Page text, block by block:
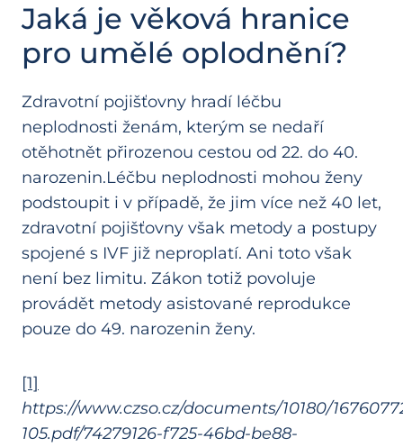
Jaká je věková hranice
pro umělé oplodnění?
Zdravotní pojišťovny hradí léčbu
neplodnosti ženám, kterým se nedaří
otěhotnět přirozenou cestou od 22. do 40.
narozenin.Léčbu neplodnosti mohou ženy
podstoupit i v případě, že jim více než 40 let,
zdravotní pojišťovny však metody a postupy
spojené s IVF již neproplatí. Ani toto však
není bez limitu. Zákon totiž povoluje
provádět metody asistované reprodukce
pouze do 49. narozenin ženy.
[1]
https://www.czso.cz/documents/10180/
105.pdf/74279126-f725-46bd-be88-